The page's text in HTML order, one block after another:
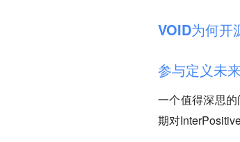
VOID为何开
参与定义未
一个值得深思
期对